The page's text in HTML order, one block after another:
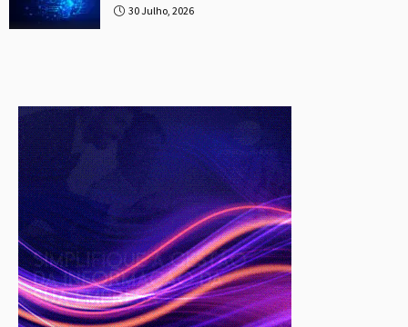
30 Julho, 2026